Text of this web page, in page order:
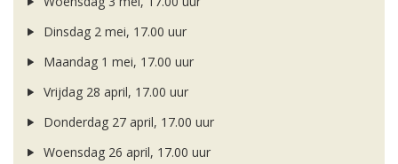
Dinsdag 2 mei, 17.00 uur
Maandag 1 mei, 17.00 uur
Vrijdag 28 april, 17.00 uur
Donderdag 27 april, 17.00 uur
Woensdag 26 april, 17.00 uur